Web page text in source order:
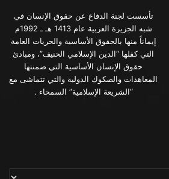
تأسست لجنة الدفاع عن حقوق الإنسان في
شبه الجزيرة العربية عام 1413 هـ ـ 1992م
إيماناً منها بالحقوق الأساسية والحريات العامة
التي كفلها “الدين الإسلامي الحنيف”، ومبادئ
حقوق الإنسان الأساسية التي ضمنتها
المعاهدات والصكوك الدولية والتي تتماشى مع
“الشريعة الإسلامية” السمحاء .